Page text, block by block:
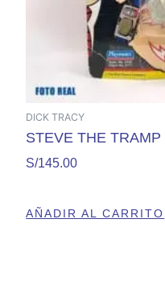
DICK TRACY
STEVE THE TRAMP
S/145.00
AÑADIR AL CARRITO